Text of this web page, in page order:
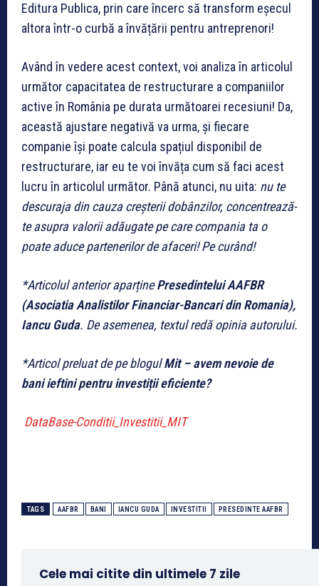
Editura Publica, prin care încerc să transform eșecul
altora într-o curbă a învățării pentru antreprenori!
Având în vedere acest context, voi analiza în articolul
următor capacitatea de restructurare a companiilor
active în România pe durata următoarei recesiuni! Da,
această ajustare negativă va urma, și fiecare
companie își poate calcula spațiul disponibil de
restructurare, iar eu te voi învăța cum să faci acest
lucru în articolul următor. Până atunci, nu uita: nu te
descuraja din cauza creșterii dobânzilor, concentrează-
te asupra valorii adăugate pe care compania ta o
poate aduce partenerilor de afaceri! Pe curând!
*Articolul anterior aparținePresedintelui AAFBR
(Asociatia Analistilor Financiar-Bancari din Romania),
Iancu Guda. De asemenea, textul redă opinia autorului.
*Articol preluat de pe blogulMit –avem nevoie de
bani ieftini pentru investiții eficiente?
DataBase-Conditii_Investitii_MIT
TAGS AAFBR BANI IANCU GUDA INVESTITII PRESEDINTE AAFBR
Cele mai citite din ultimele 7 zile